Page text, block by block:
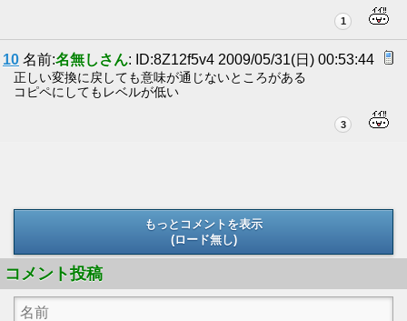
1
10 名前:名無しさん: ID:8Z12f5v4 2009/05/31(日) 00:53:44
正しい変換に戻しても意味が通じないところがある
コピペにしてもレベルが低い
3
もっとコメントを表示
(ロード無し)
コメント投稿